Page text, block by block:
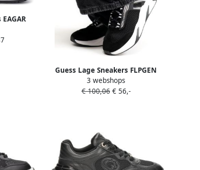
Guess Lage Sneakers FLPGEN
FAL12 Black
3 webshops
€ 100,06€ 56,-